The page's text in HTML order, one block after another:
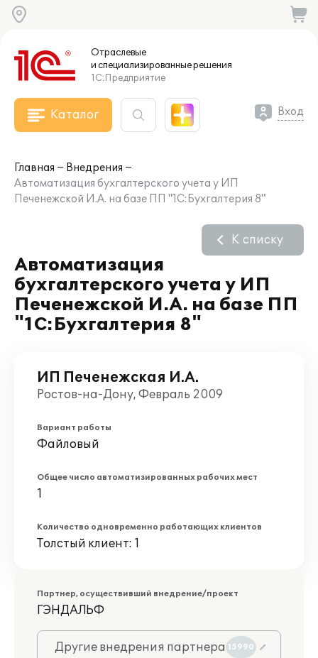
Отраслевые
и специализированныерешения
1С:Предприятие
Каталог Вход
Главная
Внедрения
Автоматизация бухгалтерского учета у ИП
Печенежской И.А. на базе ПП "1С:Бухгалтерия 8"
Автоматизация
бухгалтерского учета у ИП
Печенежской И.А. на базе ПП
"1С:Бухгалтерия 8"
К списку
ИП Печенежская И.А.
Ростов-на-Дону, Февраль 2009
Вариант работы
Файловый
Общее число автоматизированных рабочих мест
1
Количество одновременно работающих клиентов
Толстый клиент: 1
Партнер, осуществивший внедрение/проект
ГЭНДАЛЬФ
Другие внедрения партнера 15990